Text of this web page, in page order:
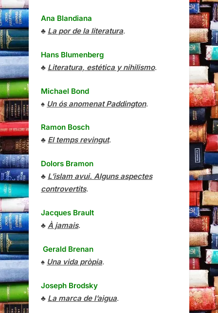
Ana Blandiana
♣ La por de la literatura.
Hans Blumenberg
♣ Literatura, estética y nihilismo.
Michael Bond
♠ Un ós anomenat Paddington.
Ramon Bosch
♣ El temps revingut.
Dolors Bramon
♣ L’islam avui. Alguns aspectes
controvertits.
Jacques Brault
♣ À jamais.
Gerald Brenan
♠ Una vida pròpia.
Joseph Brodsky
♣ La marca de l’aigua.